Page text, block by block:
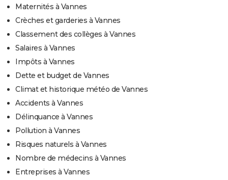
Maternités à Vannes
Crèches et garderies à Vannes
Classement des collèges à Vannes
Salaires à Vannes
Impôts à Vannes
Dette et budget de Vannes
Climat et historique météo de Vannes
Accidents à Vannes
Délinquance à Vannes
Pollution à Vannes
Risques naturels à Vannes
Nombre de médecins à Vannes
Entreprises à Vannes